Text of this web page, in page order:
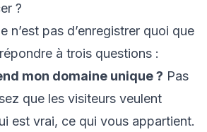
?
n’est pas d’enregistrer quoi que
à trois questions :
mon domaine unique ? Pas
que les visiteurs veulent
est vrai, ce qui vous appartient.